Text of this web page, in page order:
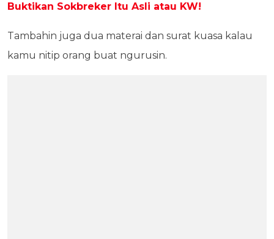
Buktikan Sokbreker Itu Asli atau KW!
Tambahin juga dua materai dan surat kuasa kalau
kamu nitip orang buat ngurusin.